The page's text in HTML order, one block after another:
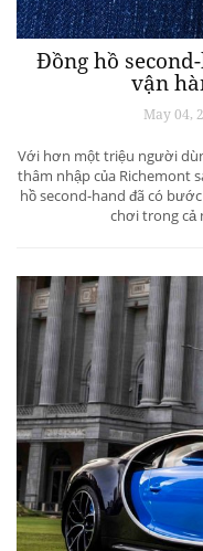
Đồng hồ
vận
May 04,
Với hơn một triệu người
thâm nhập của Richemont
hồ second-hand đã có
chơi trong cả